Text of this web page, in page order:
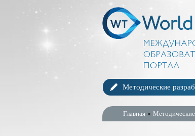
Методические
Главная »